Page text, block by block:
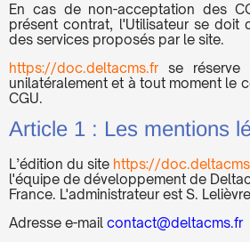
En cas de non-acceptation des
présent contrat, l'Utilisateur se doit
des services proposés par le site.
https://doc.deltacms.frse réserve
unilatéralement et à tout moment le
CGU.
Article 1 : Les mentions
L’édition du site https://
l'équipe de développement de
France. L'administrateur est S.
Adresse e-mail contact@deltacms.fr